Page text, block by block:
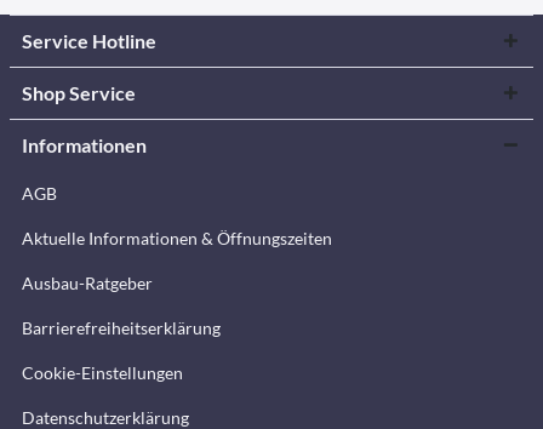
Service Hotline
Shop Service
Informationen
AGB
Aktuelle Informationen & Öffnungszeiten
Ausbau-Ratgeber
Barrierefreiheitserklärung
Cookie-Einstellungen
Datenschutzerklärung